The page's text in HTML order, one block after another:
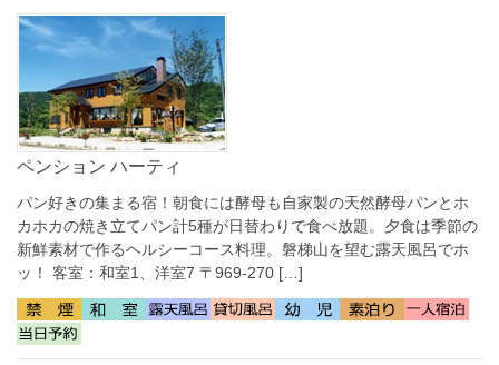
ペンション ハーティ
パン好きの集まる宿！朝食には酵母も自家製の天然酵母パンとホ
カホカの焼き立てパン計5種が日替わりで食べ放題。夕食は季節の
新鮮素材で作るヘルシーコース料理。磐梯山を望む露天風呂でホ
ッ！ 客室：和室1、洋室7 〒969-270 […]